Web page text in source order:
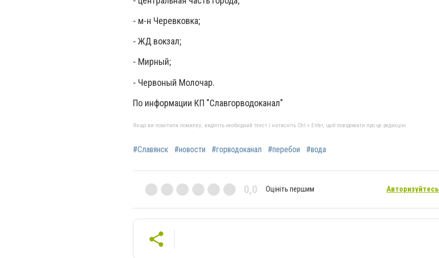
- м-н Черевковка;
- ЖД вокзал;
- Мирный;
- Червоный Молочар.
По информации КП "Славгорводоканал"
Якщо ви помітили помилку, виділіть необхідний текст і натисніть Ctrl + Enter, щоб повідомити про це редакцію
#Славянск #новости #горводоканал #перебои #вода
0,0 Оцініть першим Авторизуйтесь